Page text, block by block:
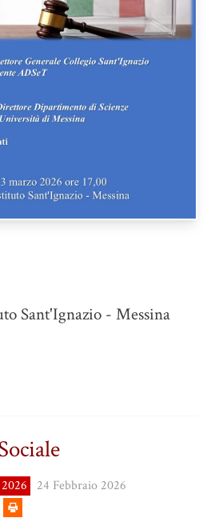
Sant'Ignazio - Messina
24 Febbraio 2026